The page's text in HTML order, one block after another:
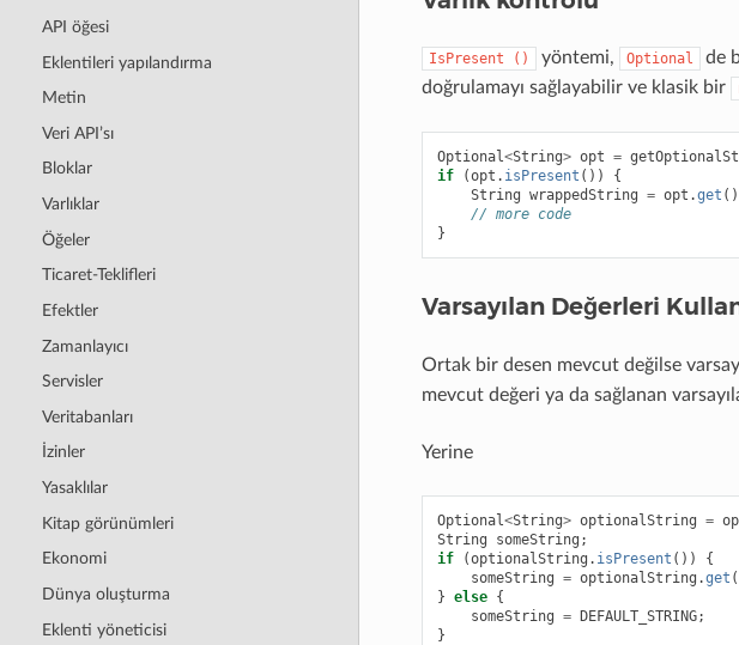
API öğesi
Eklentileri yapılandırma
Metin
Veri API’sı
Bloklar
Varlıklar
Öğeler
Ticaret-Teklifleri
Efektler
Zamanlayıcı
Servisler
Veritabanları
İzinler
Yasaklılar
Kitap görünümleri
Ekonomi
Dünya oluşturma
Eklenti yöneticisi
IsPresent () yöntemi, Optional
de
doğrulamayı sağlayabilir ve klasik bir
Optional<String> opt =
if
(opt . isPresent ())
{
String wrappedString = opt .get
// more code
}
Varsayılan Değerleri
Ortak bir desen mevcut değilse
mevcut değeri ya da sağlanan
Yerine
Optional<String> optionalString =
String
someString ;
if
(optionalString . isPresent ())
{
someString = optionalString .get
} else {
someString = DEFAULT_STRING;
}